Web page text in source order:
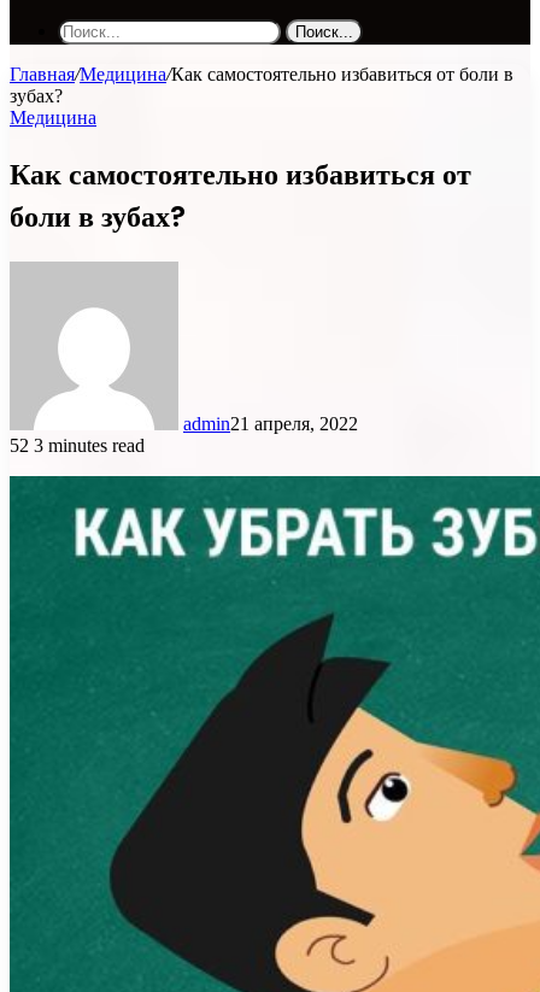
Поиск...
Главная/Медицина/Как самостоятельно избавиться от боли в
зубах?
Медицина
Как самостоятельно избавиться от
боли в зубах?
admin21 апреля, 2022
52 3 minutes read